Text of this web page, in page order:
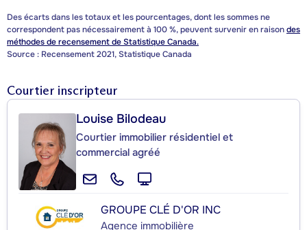
Des écarts dans les totaux et les pourcentages, dont les sommes ne
correspondent pas nécessairement à 100 %, peuvent survenir en raisondes
méthodes de recensement de Statistique Canada.
Source : Recensement 2021, Statistique Canada
Courtier inscripteur
Louise Bilodeau
Courtier immobilier résidentiel et
commercial agréé
GROUPE CLÉ D'OR INC
Agence immobilière